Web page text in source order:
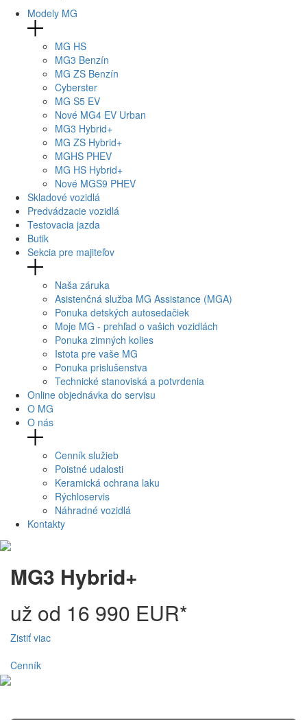
Modely MG
MG HS
MG3 Benzín
MG ZS Benzín
Cyberster
MG S5 EV
Nové MG4 EV Urban
MG3 Hybrid+
MG ZS Hybrid+
MGHS PHEV
MG HS Hybrid+
Nové MGS9 PHEV
Skladové vozidlá
Predvádzacie vozidlá
Testovacia jazda
Butik
Sekcia pre majiteľov
Naša záruka
Asistenčná služba MG Assistance (MGA)
Ponuka detských autosedačiek
Moje MG - prehľad o vašich vozidlách
Ponuka zimných kolies
Istota pre vaše MG
Ponuka prislušenstva
Technické stanoviská a potvrdenia
Online objednávka do servisu
O MG
O nás
Cenník služieb
Poistné udalosti
Keramická ochrana laku
Rýchloservis
Náhradné vozidlá
Kontakty
MG3 Hybrid+
už od 16 990 EUR*
Zistiť viac
Cenník